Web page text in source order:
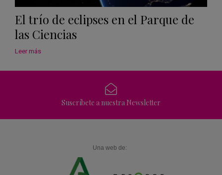
El trío de eclipses en el Parque de
las Ciencias
Leer más
Suscríbete a nuestra Newsletter
Una web de: